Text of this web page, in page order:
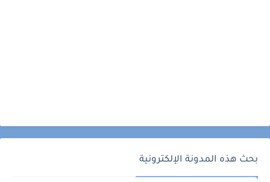
بحث هذه المدونة الإلكترونية